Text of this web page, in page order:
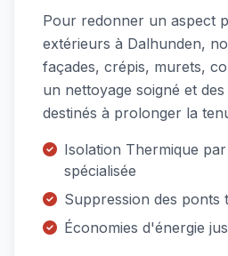
Pour redonner un aspect
extérieurs à Dalhunden,
façades, crépis, murets,
un nettoyage soigné et
destinés à prolonger la
Isolation Thermique
spécialisée
Suppression des ponts
Économies d'énergie